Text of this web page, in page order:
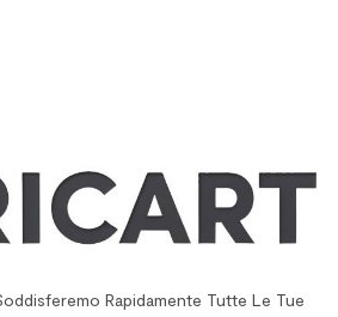
Rapidamente Tutte Le Tue